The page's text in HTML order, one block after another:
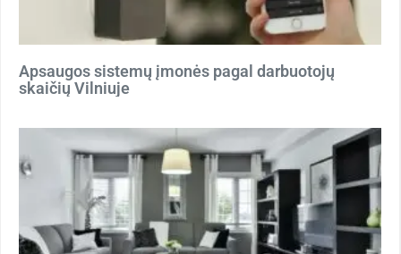
Apsaugos sistemų įmonės pagal darbuotojų
skaičių Vilniuje